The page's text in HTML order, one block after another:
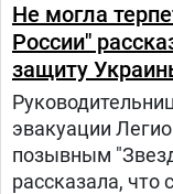
Не могла
России"
защиту
эвакуации
позывным
рассказала,